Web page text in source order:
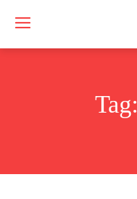
Tag: